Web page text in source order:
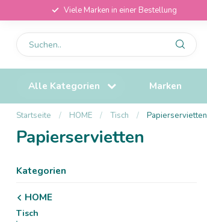
Viele Marken in einer Bestellung
Alle Kategorien Marken
Startseite / HOME / Tisch / Papierservietten
Papierservietten
Kategorien
HOME
Tisch